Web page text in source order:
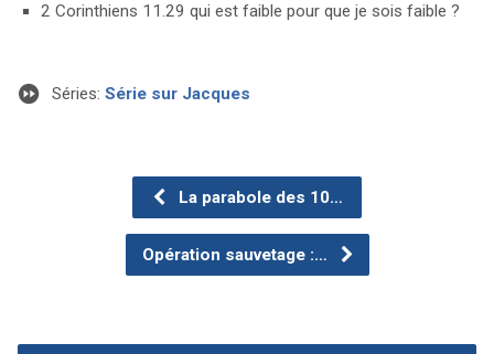
2 Corinthiens 11.29 qui est faible pour que je sois faible ?
Séries: Série sur Jacques
La parabole des 10…
Opération sauvetage :…